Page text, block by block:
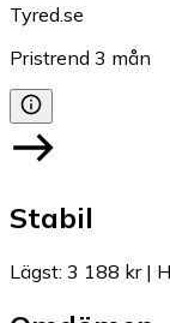
Tyred.se
Pristrend 3 mån
Stabil
Lägst: 3 188 kr|